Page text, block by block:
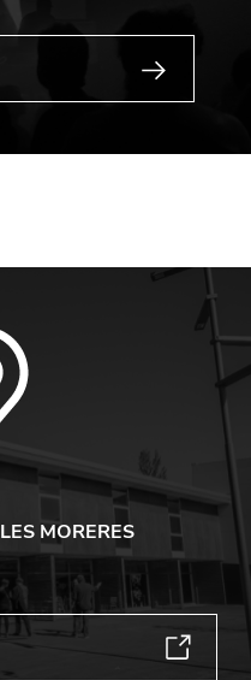
LES MORERES